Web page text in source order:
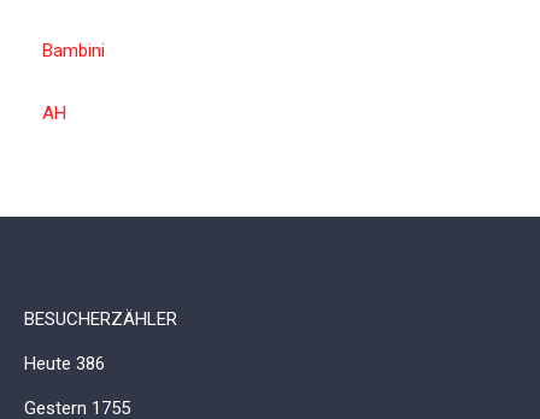
Bambini
AH
BESUCHERZÄHLER
Heute 386
Gestern 1755